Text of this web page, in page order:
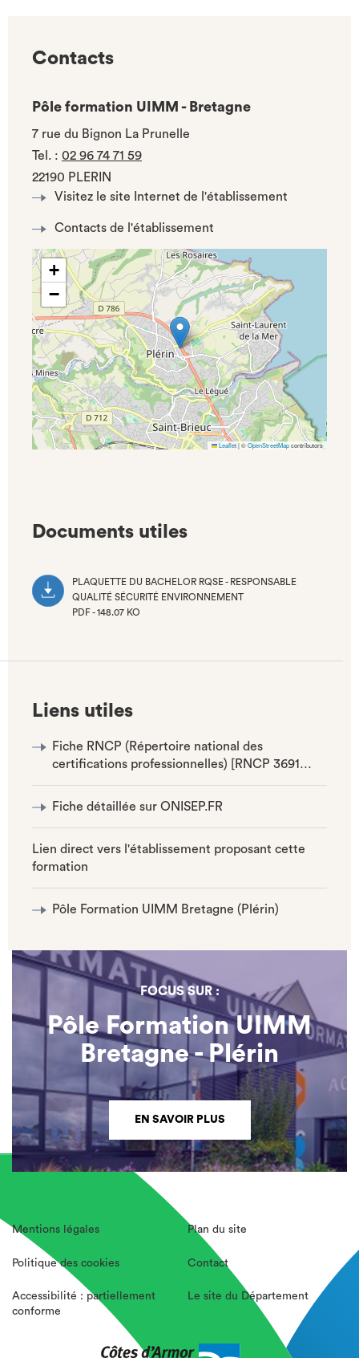
Contacts
Pôle formation UIMM - Bretagne
7 rue du Bignon La Prunelle
Tel. : 02 96 74 71 59
22190 PLERIN
Visitez le site Internet de l'établissement
Contacts de l'établissement
+
−
Leaflet|©OpenStreetMapcontributors
Documents utiles
PLAQUETTE DU BACHELOR RQSE - RESPONSABLE
QUALITÉ SÉCURITÉ ENVIRONNEMENT
PDF - 148.07 KO
Liens utiles
Fiche RNCP (Répertoire national des
certifications professionnelles) [RNCP 3691…
Fiche détaillée sur ONISEP.FR
Lien direct vers l'établissement proposant cette
formation
Pôle Formation UIMM Bretagne (Plérin)
FOCUS SUR :
Pôle Formation UIMM
Bretagne - Plérin
EN SAVOIR PLUS
Mentions légales
Politique des cookies
Accessibilité : partiellement
conforme
Plan du site
Contact
Le site du Département